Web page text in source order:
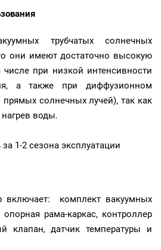
трубчатых солнечных
они имеют достаточно высокую
при низкой интенсивности
а также при диффузионном
прямых солнечных лучей), так как
воды.
1-2 сезона эксплуатации
включает: комплект вакуумных
рама-каркас, контроллер
клапан, датчик температуры и